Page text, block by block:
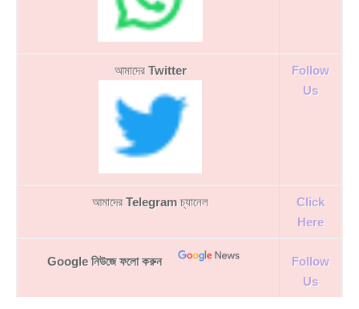
আমাদের Twitter
Follow
Us
আমাদের Telegramচ্যানেল
Click
Here
Google নিউজে ফলো করুন
Follow
Us